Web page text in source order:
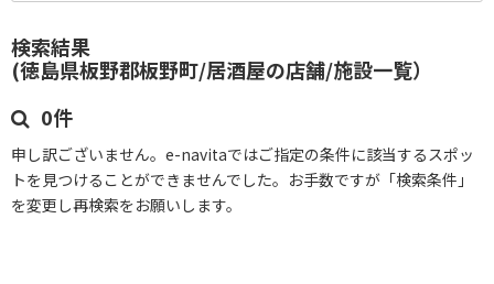
検索結果
(徳島県板野郡板野町/居酒屋の店舗/施設一覧）
0件
申し訳ございません。e-navitaではご指定の条件に該当するスポッ
トを見つけることができませんでした。お手数ですが「検索条件」
を変更し再検索をお願いします。